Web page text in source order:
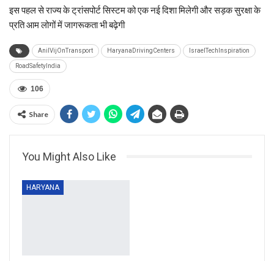
इस पहल से राज्य के ट्रांसपोर्ट सिस्टम को एक नई दिशा मिलेगी और सड़क सुरक्षा के
प्रति आम लोगों में जागरूकता भी बढ़ेगी
AnilVijOnTransport HaryanaDrivingCenters IsraelTechInspiration
RoadSafetyIndia
106
Share
You Might Also Like
HARYANA